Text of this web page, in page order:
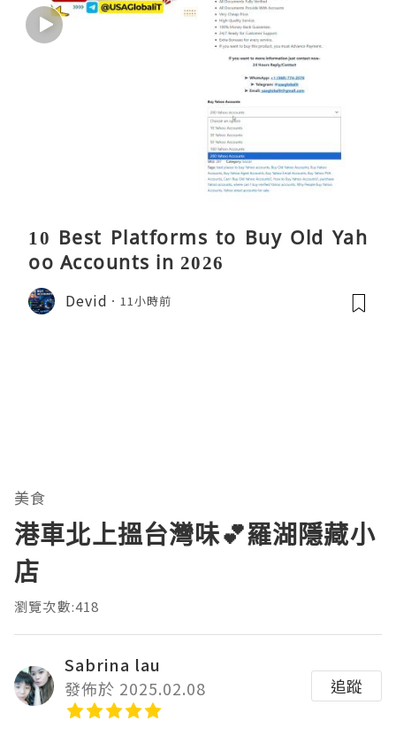
10 Best Platforms to Buy Old Yah
oo Accounts in 2026
Devid 11小時前
美食
港車北上搵台灣味💕羅湖隱藏小
店
瀏覽次數:418
Sabrina lau
發佈於 2025.02.08
追蹤